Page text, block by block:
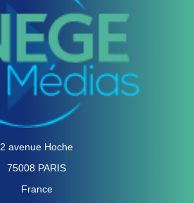
2 avenue Hoche
75008 PARIS
France